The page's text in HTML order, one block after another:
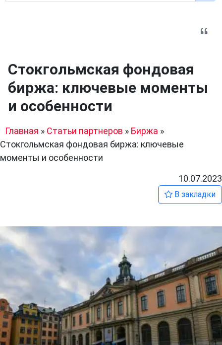
Стокгольмская фондовая
биржа: ключевые моменты
и особенности
Главная » Статьи партнеров » Биржа »
Стокгольмская фондовая биржа: ключевые
моменты и особенности
10.07.2023
В закладки